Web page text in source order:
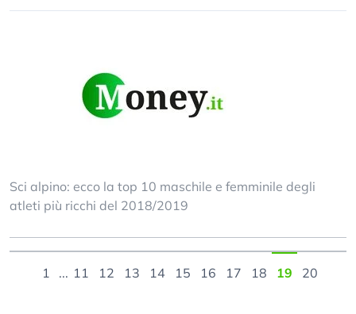
Sci alpino: ecco la top 10 maschile e femminile degli
atleti più ricchi del 2018/2019
1 ... 11 12 13 14 15 16 17 18 19 20